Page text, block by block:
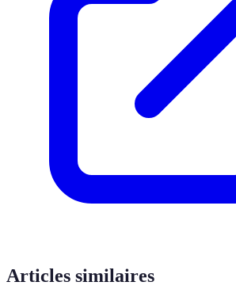
Articles similaires